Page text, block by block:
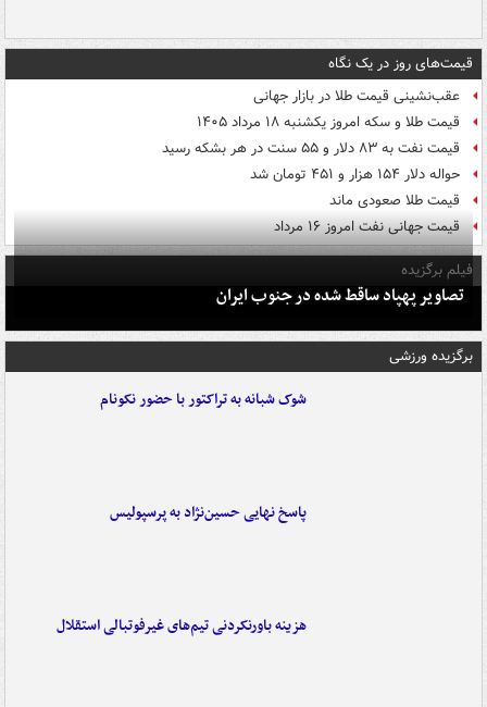
قیمت‌های روز در یک نگاه
عقب‌نشینی قیمت طلا در بازار جهانی
قیمت طلا و سکه امروز یکشنبه ۱۸ مرداد ۱۴۰۵
قیمت نفت به ۸۳ دلار و ۵۵ سنت در هر بشکه رسید
حواله دلار ۱۵۴ هزار و ۴۵۱ تومان شد
قیمت طلا صعودی ماند
قیمت جهانی نفت امروز ۱۶ مرداد
فیلم برگزیده
تصاویر پهپاد ساقط شده در جنوب ایران
برگزیده ورزشی
شوک شبانه به تراکتور با حضور نکونام
پاسخ نهایی حسین‌نژاد به پرسپولیس
هزینه باورنکردنی تیم‌های غیرفوتبالی استقلال